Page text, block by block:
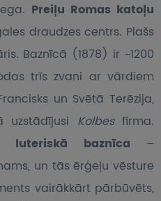
Preiļu Romas katoļu
draudzes centrs. Plašs
Baznīcā (1878) ir ~1200
trīs zvani ar vārdiem
un Svētā Terēzija,
uzstādījusi Kolbesfirma.
luteriskā baznīca –
un tās ērģeļu vēsture
vairākkārt pārbūvēts,